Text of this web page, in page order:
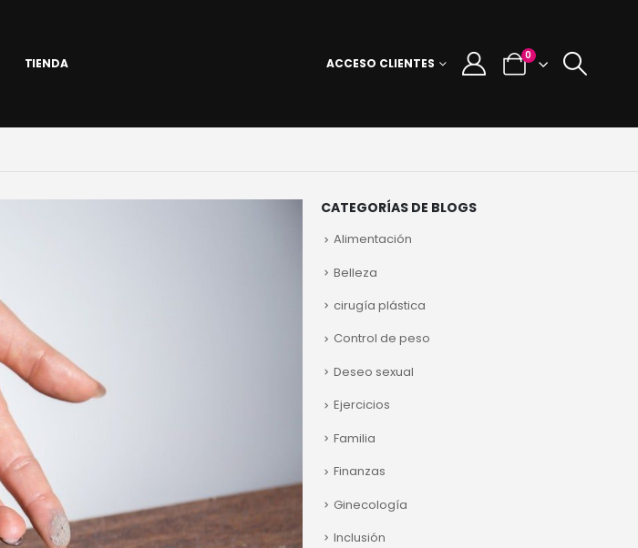
TIENDA ACCESO CLIENTES
0
CATEGORÍAS DE BLOGS
Alimentación
Belleza
cirugía plástica
Control de peso
Deseo sexual
Ejercicios
Familia
Finanzas
Ginecología
Inclusión